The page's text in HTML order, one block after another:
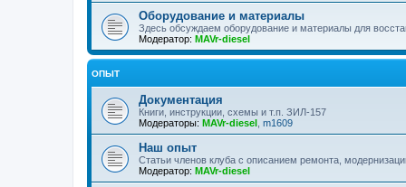
Оборудование и материалы
Здесь обсуждаем оборудование и материалы для
Модератор: MAVr-diesel
ОПЫТ
Документация
Книги, инструкции, схемы и т.п. ЗИЛ-157
Модераторы: MAVr-diesel m1609
Наш опыт
Статьи членов клуба с описанием ремонта,
Модератор: MAVr-diesel